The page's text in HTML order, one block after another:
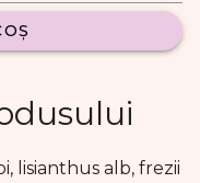
lisianthus alb, frezii